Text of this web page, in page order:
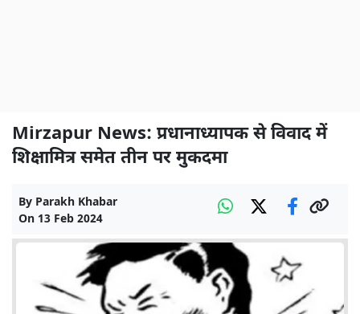
Mirzapur News: प्रधानाध्यापक से विवाद में
शिक्षामित्र समेत तीन पर मुकदमा
By Parakh Khabar
On 13 Feb 2024